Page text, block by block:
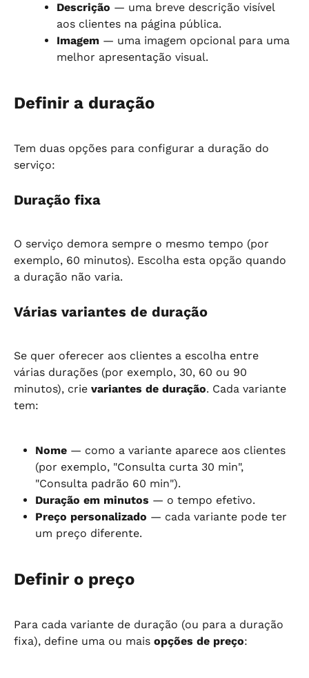
Descrição — uma breve descrição visível
aos clientes na página pública.
Imagem — uma imagem opcional para uma
melhor apresentação visual.
Definir a duração
Tem duas opções para configurar a duração do
serviço:
Duração fixa
O serviço demora sempre o mesmo tempo (por
exemplo, 60 minutos). Escolha esta opção quando
a duração não varia.
Várias variantes de duração
Se quer oferecer aos clientes a escolha entre
várias durações (por exemplo, 30, 60 ou 90
minutos), crie variantes de duração. Cada variante
tem:
Nome — como a variante aparece aos clientes
(por exemplo, "Consulta curta 30 min",
"Consulta padrão 60 min").
Duração em minutos — o tempo efetivo.
Preço personalizado — cada variante pode ter
um preço diferente.
Definir o preço
Para cada variante de duração (ou para a duração
fixa), define uma ou mais opções de preço: